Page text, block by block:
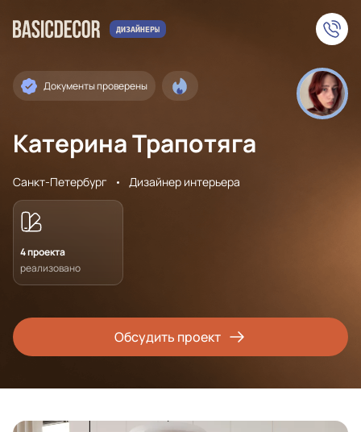
Документы проверены
Катерина Трапотяга
Санкт-Петербург Дизайнер интерьера
4 проекта
реализовано
Обсудить проект